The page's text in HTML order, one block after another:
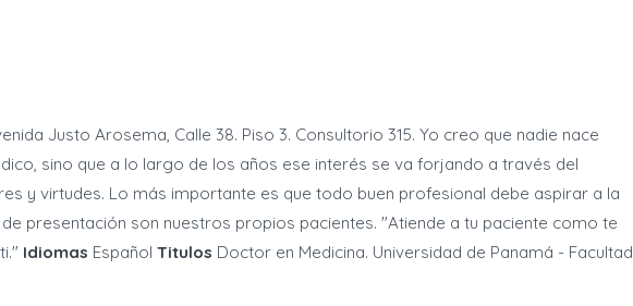
Justo Arosema, Calle 38. Piso 3. Consultorio 315. Yo creo que nadie nace
sino que a lo largo de los años ese interés se va forjando a través del
y virtudes. Lo más importante es que todo buen profesional debe aspirar a la
presentación son nuestros propios pacientes. "Atiende a tu paciente como te
Idiomas Español Titulos Doctor en Medicina. Universidad de Panamá - Facultad